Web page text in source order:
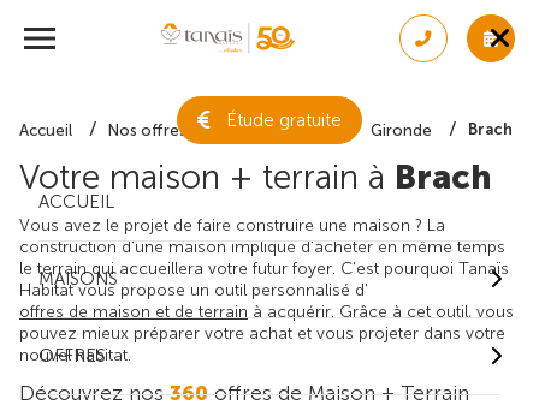
Étude gratuite
ACCUEIL
MAISONS
OFFRES
Accueil Nos offres de maison + terrain Gironde Brach
Votre maison + terrain à Brach
Vous avez le projet de faire construire une maison ? La
construction d'une maison implique d'acheter en même temps
le terrain qui accueillera votre futur foyer. C'est pourquoi Tanaïs
Habitat vous propose un outil personnalisé d'
offres de maison et de terrain à acquérir. Grâce à cet outil, vous
pouvez mieux préparer votre achat et vous projeter dans votre
nouvel habitat.
Découvrez nos360offres de Maison + Terrain